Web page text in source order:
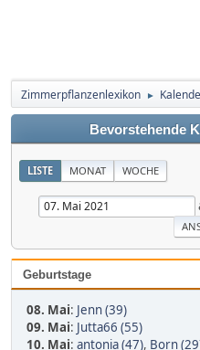
Zimmerpflanzenlexikon ►
Bevorstehende
LISTE MONAT WOCHE
Geburtstage
08. Mai: Jenn (39)
09. Mai: Jutta66 (55)
10. Mai: antonia (47), Born